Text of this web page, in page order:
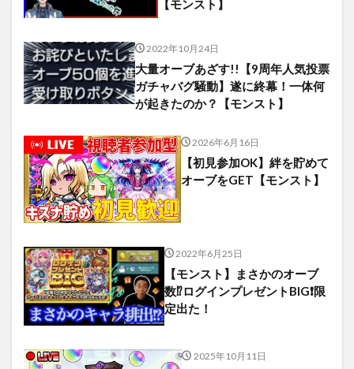
【モンスト】
2022年10月24日
大量オーブあざす!!【9周年人気投票
ガチャバグ騒動】遂に終幕！一体何
が起きたのか？【モンスト】
2026年6月16日
【初見参加OK】絆を貯めて
オーブをGET【モンスト】
2022年6月25日
【モンスト】まさかのオーブ
数⁉️ログインプレゼントBIG❗限
定出た！
2025年10月11日